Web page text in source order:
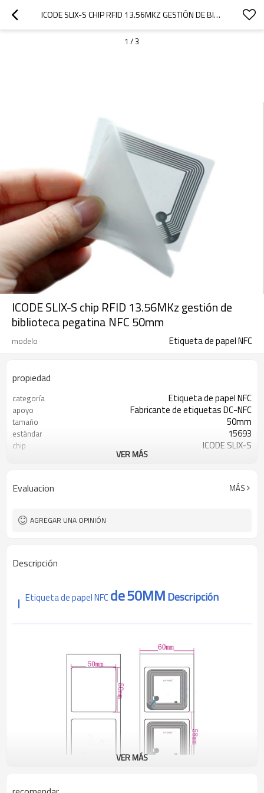
ICODE SLIX-S CHIP RFID 13.56MKZ GESTIÓN DE BIBLIOTECA PEGATINA NFC 50MM
1 /3
ICODE SLIX-S chip RFID 13.56MKz gestión de
biblioteca pegatina NFC 50mm
modelo Etiqueta de papel NFC
propiedad
categoría Etiqueta de papel NFC
apoyo Fabricante de etiquetas DC-NFC
tamaño 50mm
estándar 15693
chip ICODE SLIX-S
distancia de lectura Alrededor de 30-50mm
VER MÁS
Evaluacion MÁS
AGREGAR UNA OPINIÓN
Descripción
Etiqueta de papel NFCde50MMDescripción
VER MÁS